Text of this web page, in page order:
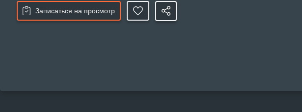
Записаться на просмотр